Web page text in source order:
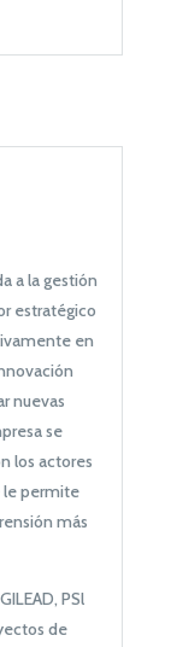
a la gestión
estratégico
en
nuevas
se
los actores
le permite
más
PSl
de